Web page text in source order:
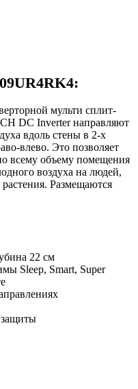
мульти сплит-
DC Inverter направляют
вдоль стены в 2-х
влево. Это позволяет
всему объему помещения
воздуха на людей,
Размещаются
22 см
Sleep, Smart, Super